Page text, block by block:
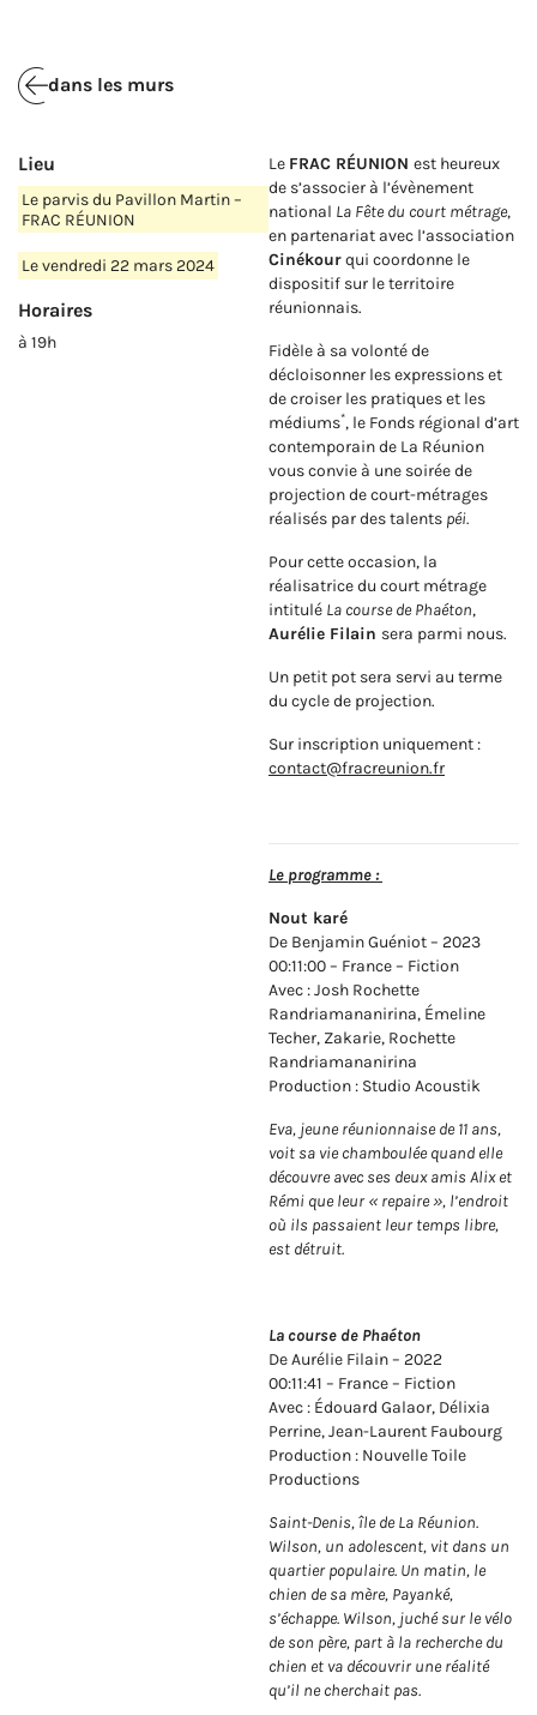
dans les murs
Lieu
Le parvis du Pavillon Martin –
FRAC RÉUNION
Le vendredi 22 mars 2024
Horaires
à 19h
Le FRAC RÉUNION est heureux
de s’associer à l’évènement
national La Fête du court métrage,
en partenariat avec l’association
Cinékourqui coordonne le
dispositif sur le territoire
réunionnais.
Fidèle à sa volonté de
décloisonner les expressions et
de croiser les pratiques et les
médiums*, le Fonds régional d’art
contemporain de La Réunion
vous convie à une soirée de
projection de court-métrages
réalisés par des talents péi.
Pour cette occasion, la
réalisatrice du court métrage
intitulé La course de Phaéton,
Aurélie Filain sera parmi nous.
Un petit pot sera servi au terme
du cycle de projection.
Sur inscription uniquement :
contact@fracreunion.fr
Le programme :
Nout karé
De Benjamin Guéniot – 2023
00:11:00 – France – Fiction
Avec : Josh Rochette
Randriamananirina, Émeline
Techer, Zakarie, Rochette
Randriamananirina
Production : Studio Acoustik
Eva, jeune réunionnaise de 11 ans,
voit sa vie chamboulée quand elle
découvre avec ses deux amis Alix et
Rémi que leur « repaire », l’endroit
où ils passaient leur temps libre,
est détruit.
La course de Phaéton
De Aurélie Filain – 2022
00:11:41 – France – Fiction
Avec : Édouard Galaor, Délixia
Perrine, Jean-Laurent Faubourg
Production : Nouvelle Toile
Productions
Saint-Denis, île de La Réunion.
Wilson, un adolescent, vit dans un
quartier populaire. Un matin, le
chien de sa mère, Payanké,
s’échappe. Wilson, juché sur le vélo
de son père, part à la recherche du
chien et va découvrir une réalité
qu’il ne cherchait pas.